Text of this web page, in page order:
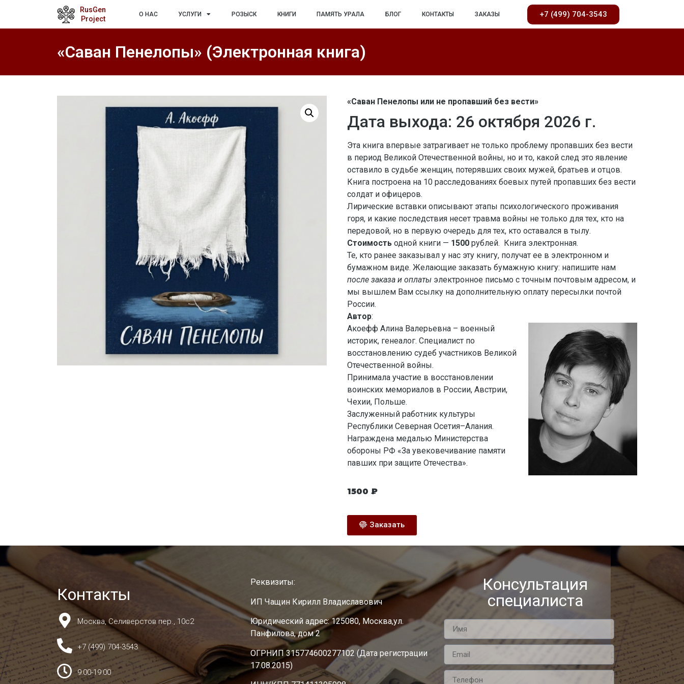
RusGen
Project
О НАС УСЛУГИ РОЗЫСК КНИГИ ПАМЯТЬ УРАЛА БЛОГ КОНТАКТЫ ЗАКАЗЫ +7 (499) 704-3543
«Саван Пенелопы» (Электронная книга)
«Саван Пенелопы или не пропавший без вести»
Дата выхода: 26 октября 2026 г.
Эта книга впервые затрагивает не только проблему пропавших без вести
в период Великой Отечественной войны, но и то, какой след это явление
оставило в судьбе женщин, потерявших своих мужей, братьев и отцов.
Книга построена на 10 расследованиях боевых путей пропавших без вести
солдат и офицеров.
Лирические вставки описывают этапы психологического проживания
горя, и какие последствия несет травма войны не только для тех, кто на
передовой, но в первую очередь для тех, кто оставался в тылу.
Стоимостьодной книги — 1500рублей. Книга электронная.
Те, кто ранее заказывал у нас эту книгу, получат ее в электронном и
бумажном виде. Желающие заказать бумажную книгу: напишите нам
после заказа и оплатыэлектронное письмо с точным почтовым адресом, и
мы вышлем Вам ссылку на дополнительную оплату пересылки почтой
России.
Автор:
Акоефф Алина Валерьевна – военный
историк, генеалог. Специалист по
восстановлению судеб участников Великой
Отечественной войны.
Принимала участие в восстановлении
воинских мемориалов в России, Австрии,
Чехии, Польше.
Заслуженный работник культуры
Республики Северная Осетия–Алания.
Награждена медалью Министерства
обороны РФ «За увековечивание памяти
павших при защите Отечества».
1500 ₽
Заказать
Контакты
Москва, Селиверстов пер., 10с2
+7 (499) 704-3543
9:00-19:00
Реквизиты:
ИП Чащин Кирилл Владиславович
Юридический адрес: 125080, Москва,ул.
Панфилова, дом 2
ОГРНИП 315774600277102 (Дата регистрации
17.08.2015)
Консультация
специалиста